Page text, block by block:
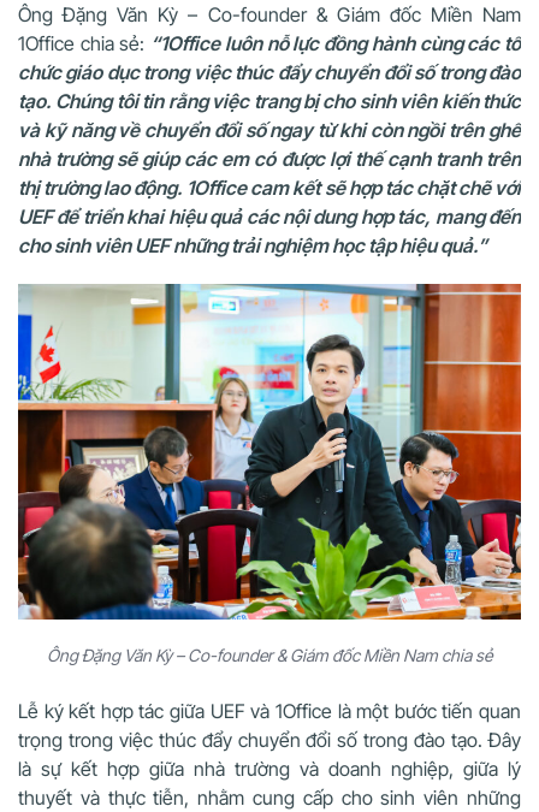
Ông Đặng Văn Kỳ – Co-founder & Giám đốc Miền Nam
1Office chia sẻ: “1Office luôn nỗ lực đồng hành cùng các tổ
chức giáo dục trong việc thúc đẩy chuyển đổi số trong đào
tạo. Chúng tôi tin rằng việc trang bị cho sinh viên kiến thức
và kỹ năng về chuyển đổi số ngay từ khi còn ngồi trên ghế
nhà trường sẽ giúp các em có được lợi thế cạnh tranh trên
thị trường lao động. 1Office cam kết sẽ hợp tác chặt chẽ với
UEF để triển khai hiệu quả các nội dung hợp tác, mang đến
cho sinh viên UEF những trải nghiệm học tập hiệu quả.”
Ông Đặng Văn Kỳ – Co-founder & Giám đốc Miền Nam chia sẻ
Lễ ký kết hợp tác giữa UEF và 1Office là một bước tiến quan
trọng trong việc thúc đẩy chuyển đổi số trong đào tạo. Đây
là sự kết hợp giữa nhà trường và doanh nghiệp, giữa lý
thuyết và thực tiễn, nhằm cung cấp cho sinh viên những